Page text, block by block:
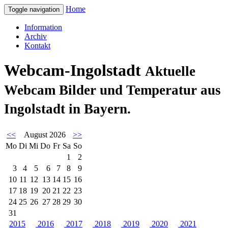
Toggle navigation Home
Information
Archiv
Kontakt
Webcam-Ingolstadt Aktuelle
Webcam Bilder und Temperatur aus
Ingolstadt in Bayern.
<< August 2026
>>
Mo Di Mi Do Fr Sa So
1
2
3
4 5 6 7 8
9
10 11 12 13 14 15 16
17 18 19 20 21 22 23
24 25 26 27 28 29 30
31
2015
2016 2017 2018 2019 2020
2021